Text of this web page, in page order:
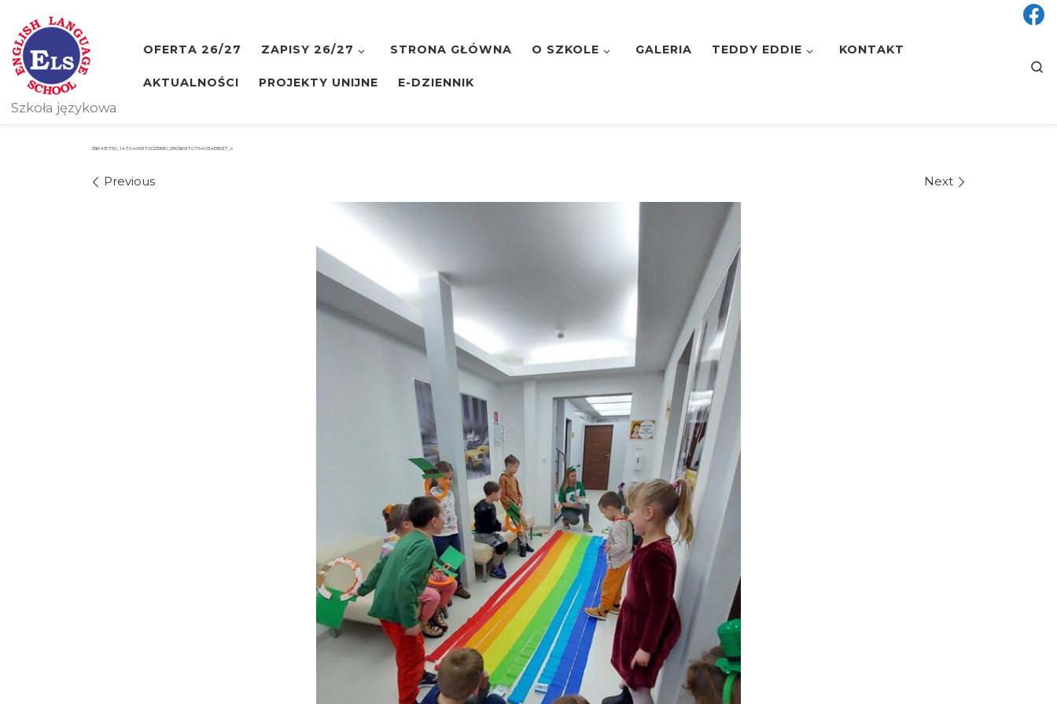
Skip to content
Szkoła językowa
OFERTA 26/27 ZAPISY 26/27 STRONA GŁÓWNA O SZKOLE GALERIA TEDDY EDDIE KONTAKT
AKTUALNOŚCI PROJEKTY UNIJNE E-DZIENNIK
336415750_1470491970023390_2803697075403458537_n
Images navigation
Previous Next